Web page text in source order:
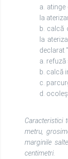
a.
la
b. calcă
la
declarat
a. refuză
b. calcă
c.
d.
Caracteristici
metru,
marginile
centimetri.